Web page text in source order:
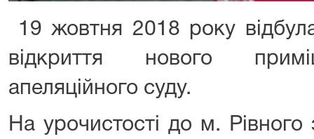
19 жовтня 2018 року
відкриття нового
апеляційного суду.
На урочистості до м.